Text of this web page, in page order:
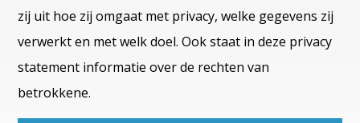
zij uit hoe zij omgaat met privacy, welke gegevens zij
verwerkt en met welk doel. Ook staat in deze privacy
statement informatie over de rechten van
betrokkene.